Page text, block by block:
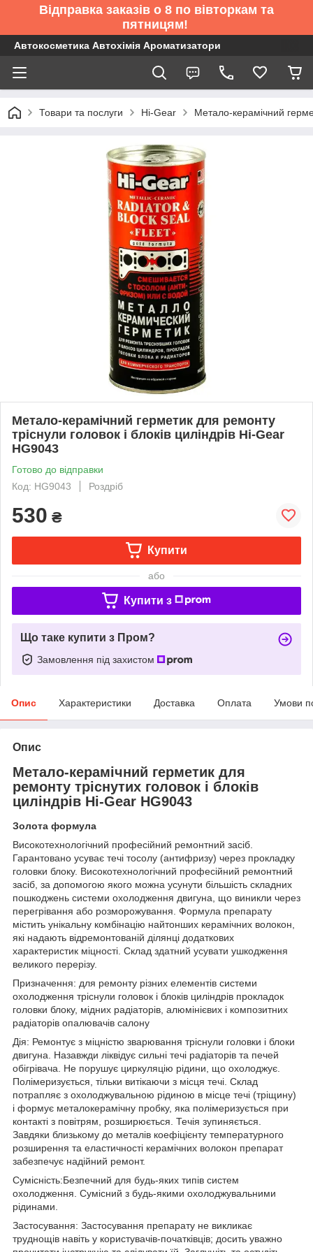
Відправка заказів о 8 по вівторкам та
пятницям!
Автокосметика Автохімія Ароматизатори
Товари та послуги Hi-Gear Метало-керамічний
Метало-керамічний герметик для ремонту
тріснули головок і блоків циліндрів Hi-Gear
HG9043
Готово до відправки
Код: HG9043
Роздріб
530 ₴
Купити
або
Купити з
Що таке купити з Пром?
Замовлення під захистом
Опис Характеристики Доставка Оплата Умови
Опис
Метало-керамічний герметик для
ремонту тріснутих головок і блоків
циліндрів Hi-Gear HG9043
Золота формула
Високотехнологічний професійний ремонтний засіб.
Гарантовано усуває течі тосолу (антифризу) через прокладку
головки блоку. Високотехнологічний професійний ремонтний
засіб, за допомогою якого можна усунути більшість складних
пошкоджень системи охолодження двигуна, що виникли через
перегрівання або розморожування. Формула препарату
містить унікальну комбінацію найтонших керамічних волокон,
які надають відремонтованій ділянці додаткових
характеристик міцності. Склад здатний усувати ушкодження
великого перерізу.
Призначення: для ремонту різних елементів системи
охолодження тріснули головок і блоків циліндрів прокладок
головки блоку, мідних радіаторів, алюмінієвих і композитних
радіаторів опалювачів салону
Дія: Ремонтує з міцністю зварювання тріснули головки і блоки
двигуна. Назавжди ліквідує сильні течі радіаторів та печей
обігрівача. Не порушує циркуляцію рідини, що охолоджує.
Полімеризується, тільки витікаючи з місця течі. Склад
потрапляє з охолоджувальною рідиною в місце течі (тріщину)
і формує металокерамічну пробку, яка полімеризується при
контакті з повітрям, розширюється. Течія зупиняється.
Завдяки близькому до металів коефіцієнту температурного
розширення та еластичності керамічних волокон препарат
забезпечує надійний ремонт.
Сумісність:Безпечний для будь-яких типів систем
охолодження. Сумісний з будь-якими охолоджувальними
рідинами.
Застосування: Застосування препарату не викликає
труднощів навіть у користувачів-початківців; досить уважно